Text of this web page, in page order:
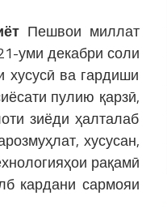
Пешвои миллат
уми декабри соли
хусусӣ ва гардиши
пулию қарзӣ,
зиёди ҳалталаб
хусусан,
рақамӣ
кардани сармояи